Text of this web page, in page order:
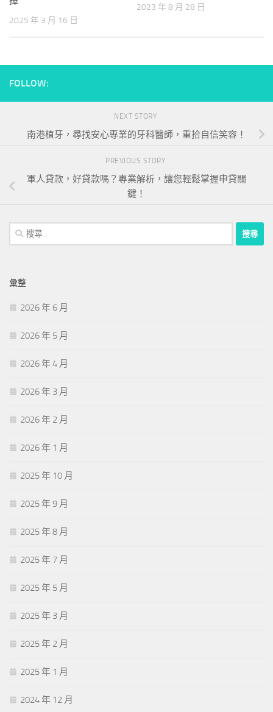
2025 年 3 月 16 日
2023 年 8 月 28 日
FOLLOW:
NEXT STORY
南港植牙，尋找安心專業的牙科醫師，重拾自信笑容！
PREVIOUS STORY
軍人貸款，好貸款嗎？專業解析，讓您輕鬆掌握申貸關
鍵！
搜
尋
字:
彙整
2026 年 6 月
2026 年 5 月
2026 年 4 月
2026 年 3 月
2026 年 2 月
2026 年 1 月
2025 年 10 月
2025 年 9 月
2025 年 8 月
2025 年 7 月
2025 年 5 月
2025 年 3 月
2025 年 2 月
2025 年 1 月
2024 年 12 月